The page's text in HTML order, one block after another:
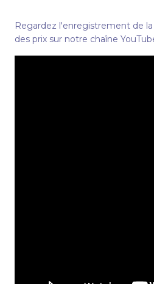
Regardez l'enregistrement de
des prix sur notre chaîne